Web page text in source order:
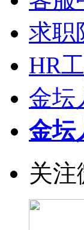
求职
HR
金坛
金坛
关注